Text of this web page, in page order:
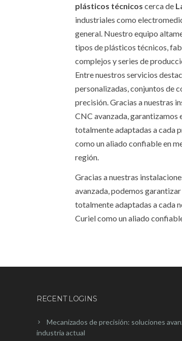
plásticos técnicos cerca de
industriales como
general. Nuestro equipo
tipos de plásticos técnicos,
complejos y series de
Entre nuestros servicios
personalizadas, conjuntos de
precisión. Gracias a nuestras
CNC avanzada, garantizamos
totalmente adaptadas a cada
como un aliado confiable en
región.
Gracias a nuestras
avanzada, podemos
totalmente adaptadas a cada
Curiel como un aliado
RECENT LOGINS
Mecanizados de precisión: soluciones
industria actual